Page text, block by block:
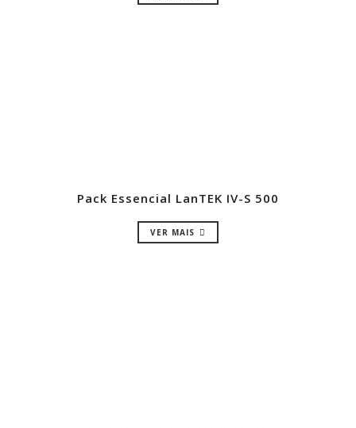
Pack Essencial LanTEK IV-S 500
VER MAIS